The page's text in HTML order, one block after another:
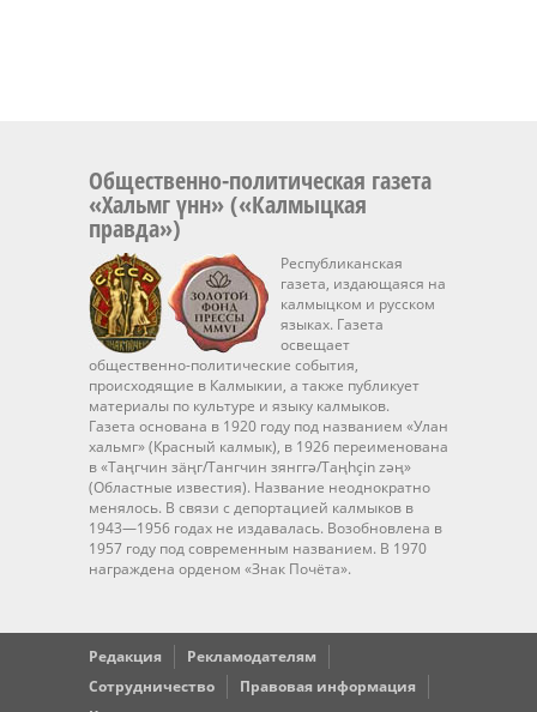
Общественно-политическая газета
«Хальмг үнн» («Калмыцкая
правда»)
Республиканская
газета, издающаяся на
калмыцком и русском
языках. Газета
освещает
общественно-политические события,
происходящие в Калмыкии, а также публикует
материалы по культуре и языку калмыков.
Газета основана в 1920 году под названием «Улан
хальмг» (Красный калмык), в 1926 переименована
в «Таңгчин зäңг/Тангчин зянггә/Taңhçin zәң»
(Областные известия). Название неоднократно
менялось. В связи с депортацией калмыков в
1943—1956 годах не издавалась. Возобновлена в
1957 году под современным названием. В 1970
награждена орденом «Знак Почёта».
Редакция
Рекламодателям
Сотрудничество
Правовая информация